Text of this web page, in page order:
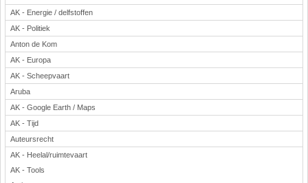
(Advertenties)
AK - Energie / delfstoffen
AK - Politiek
Anton de Kom
AK - Europa
AK - Scheepvaart
Aruba
AK - Google Earth / Maps
AK - Tijd
Auteursrecht
AK - Heelal/ruimtevaart
AK - Tools